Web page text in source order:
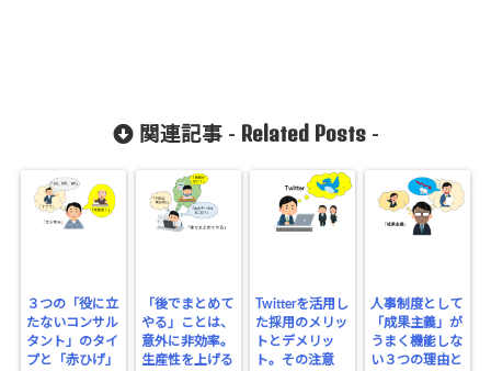
関連記事 - Related Posts-
３つの「役に立
たないコンサル
タント」のタイ
プと「赤ひげ」
「後でまとめて
やる」ことは、
意外に非効率。
生産性を上げる
Twitterを活用し
た採用のメリッ
トとデメリッ
ト。その注意
人事制度として
「成果主義」が
うまく機能しな
い３つの理由と